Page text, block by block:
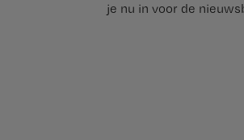
je nu in voor de